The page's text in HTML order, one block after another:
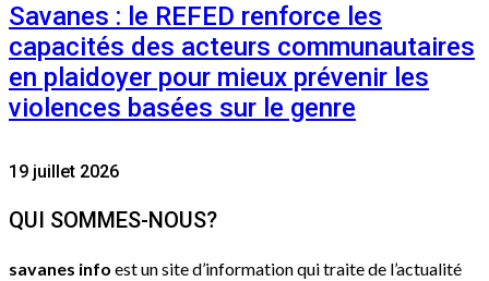
Savanes : le REFED renforce les
capacités des acteurs communautaires
en plaidoyer pour mieux prévenir les
violences basées sur le genre
19 juillet 2026
QUI SOMMES-NOUS?
savanes info est un site d’information qui traite de l’actualité